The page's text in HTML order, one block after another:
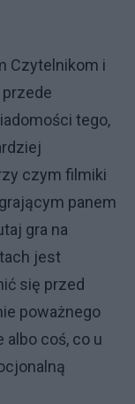
Czytelnikom i
tego,
czym filmiki
panem
gra na
jest
się przed
poważnego
albo coś, co u